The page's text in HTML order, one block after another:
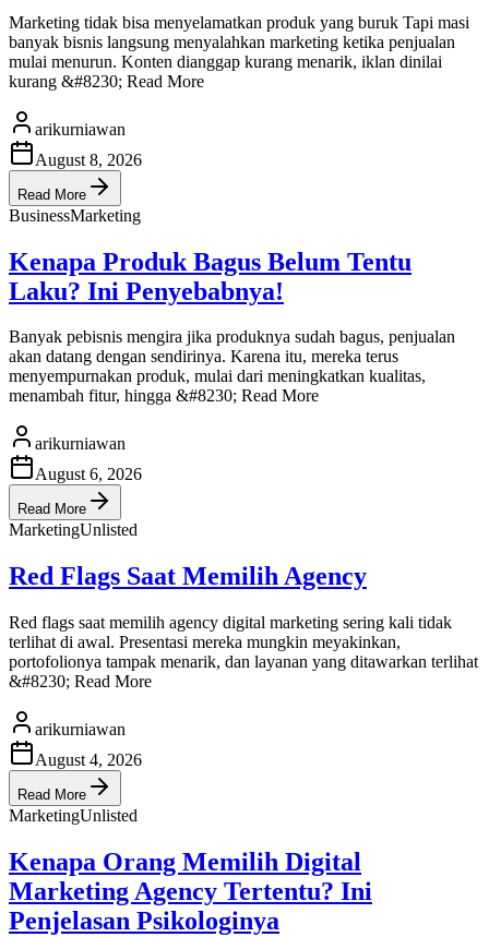
Marketing tidak bisa menyelamatkan produk yang buruk Tapi masi
banyak bisnis langsung menyalahkan marketing ketika penjualan
mulai menurun. Konten dianggap kurang menarik, iklan dinilai
kurang &#8230; Read More
arikurniawan
August 8, 2026
Read More
BusinessMarketing
Kenapa Produk Bagus Belum Tentu
Laku? Ini Penyebabnya!
Banyak pebisnis mengira jika produknya sudah bagus, penjualan
akan datang dengan sendirinya. Karena itu, mereka terus
menyempurnakan produk, mulai dari meningkatkan kualitas,
menambah fitur, hingga &#8230; Read More
arikurniawan
August 6, 2026
Read More
MarketingUnlisted
Red Flags Saat Memilih Agency
Red flags saat memilih agency digital marketing sering kali tidak
terlihat di awal. Presentasi mereka mungkin meyakinkan,
portofolionya tampak menarik, dan layanan yang ditawarkan terlihat
&#8230; Read More
arikurniawan
August 4, 2026
Read More
MarketingUnlisted
Kenapa Orang Memilih Digital
Marketing Agency Tertentu? Ini
Penjelasan Psikologinya